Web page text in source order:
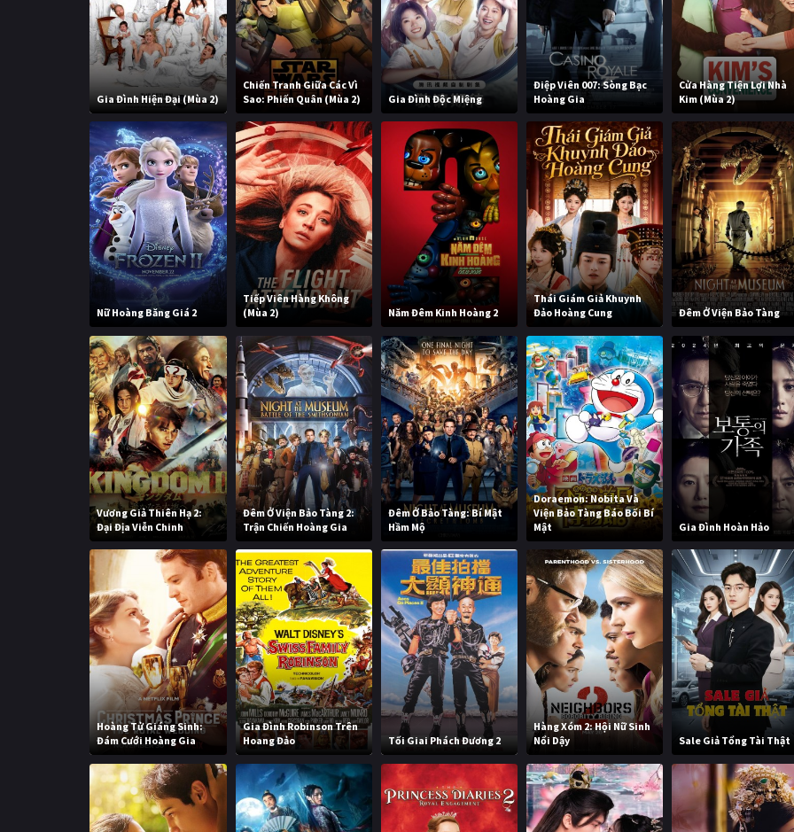
Gia Đình Hiện Đại (Mùa 2)
Chiến Tranh Giữa Các Vì
Sao: Phiến Quân (Mùa 2)
Gia Đình Độc Miệng
Điệp Viên 007: Sòng Bạc
Hoàng Gia
Cửa Hàng Tiện Lợi Nhà
Kim (Mùa 2)
Nữ Hoàng Băng Giá 2
Tiếp Viên Hàng Không
(Mùa 2)
Năm Đêm Kinh Hoàng 2
Thái Giám Giả Khuynh
Đảo Hoàng Cung
Đêm Ở Viện Bảo Tàng
Vương Giả Thiên Hạ 2:
Đại Địa Viễn Chinh
Đêm Ở Viện Bảo Tàng 2:
Trận Chiến Hoàng Gia
Đêm Ở Bảo Tàng: Bí Mật
Hầm Mộ
Doraemon: Nobita Và
Viện Bảo Tàng Báo Bối Bí
Mật
Gia Đình Hoàn Hảo
Hoàng Tử Giáng Sinh:
Đám Cưới Hoàng Gia
Gia Đình Robinson Trên
Hoang Đảo
Tối Giai Phách Đương 2
Hàng Xóm 2: Hội Nữ Sinh
Nổi Dậy
Sale Giả Tổng Tài Thật